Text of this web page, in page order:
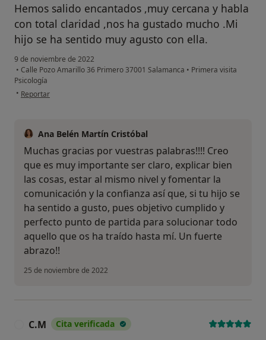
Hemos salido encantados ,muy cercana y habla
con total claridad ,nos ha gustado mucho .Mi
hijo se ha sentido muy agusto con ella.
9 de noviembre de 2022
• Calle Pozo Amarillo 36 Primero 37001 Salamanca • Primera visita
Psicología
• en opinión del usuario M.Eugenia
Reportar
Ana Belén Martín Cristóbal
Muchas gracias por vuestras palabras!!!! Creo
que es muy importante ser claro, explicar bien
las cosas, estar al mismo nivel y fomentar la
comunicación y la confianza así que, si tu hijo se
ha sentido a gusto, pues objetivo cumplido y
perfecto punto de partida para solucionar todo
aquello que os ha traído hasta mí. Un fuerte
abrazo!!
25 de noviembre de 2022
C.M Cita verificada